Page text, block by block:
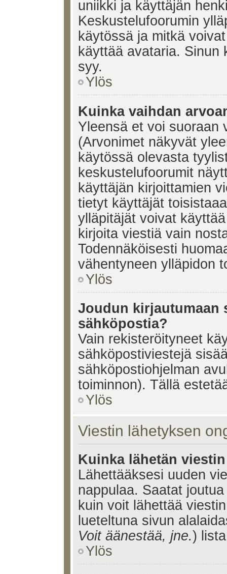
uniikki ja käyttäjän
Keskustelufoorumin
käytössä ja mitkä
käyttää avataria. Sinun
syy.
Ylös
Kuinka vaihdan
Yleensä et voi suoraan
(Arvonimet näkyvät
käytössä olevasta
keskustelufoorumit
käyttäjän kirjoittamien
tietyt käyttäjät
ylläpitäjät voivat
kirjoita viestiä vain
Todennäköisesti
vähentyneen ylläpidon
Ylös
Joudun kirjautumaan
sähköpostia?
Vain rekisteröityneet
sähköpostiviestejä
sähköpostiohjelman
toiminnon). Tällä
Ylös
Viestin lähetyksen
Kuinka lähetän
Lähettääksesi uuden
nappulaa. Saatat
kuin voit lähettää
lueteltuna sivun
Voit äänestää, jne.)
Ylös